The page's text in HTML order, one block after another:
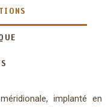
implanté en